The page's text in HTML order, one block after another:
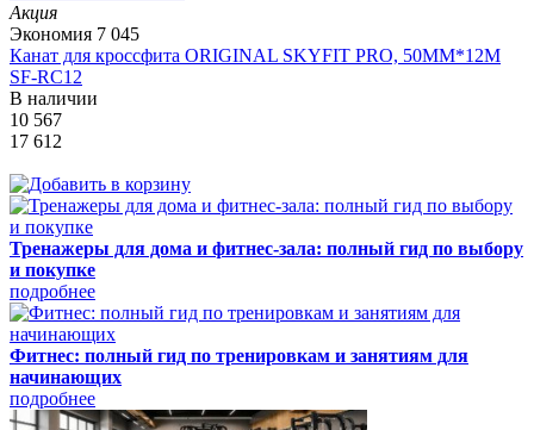
Акция
Экономия 7 045
Канат для кроссфита ORIGINAL SKYFIT PRO, 50MM*12M
SF-RС12
В наличии
10 567
17 612
Тренажеры для дома и фитнес-зала: полный гид по выбору
и покупке
подробнее
Фитнес: полный гид по тренировкам и занятиям для
начинающих
подробнее